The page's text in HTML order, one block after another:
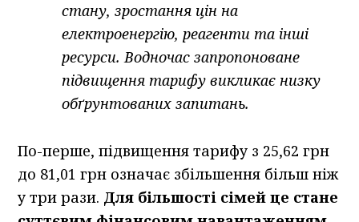
стану, зростання цін на
електроенергію, реагенти та інші
ресурси. Водночас запропоноване
підвищення тарифу викликає низку
обґрунтованих запитань.
По-перше, підвищення тарифу з 25,62 грн
до 81,01 грн означає збільшення більш ніж
у три рази. Для більшості сімей це стане